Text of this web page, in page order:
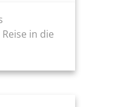
in die